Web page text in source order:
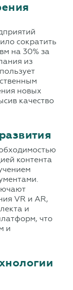
сократить
на 30% за
из
новых
качество
контента
VR и AR,
и
что
и